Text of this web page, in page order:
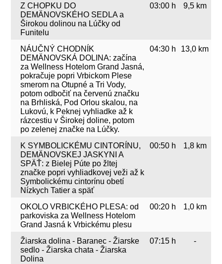
Z CHOPKU DO
DEMÄNOVSKÉHO SEDLA a
Širokou dolinou na Lúčky od
Funitelu
03:00 h 9,5 km
NÁUČNÝ CHODNÍK
DEMÄNOVSKÁ DOLINA: začína
za Wellness Hotelom Grand Jasná,
pokračuje popri Vrbickom Plese
smerom na Otupné a Tri Vody,
potom odbočiť na červenú značku
na Brhliská, Pod Orlou skalou, na
Lukovú, k Peknej vyhliadke až k
rázcestiu v Širokej doline, potom
po zelenej značke na Lúčky.
04:30 h 13,0 km
K SYMBOLICKÉMU CINTORÍNU,
DEMÄNOVSKEJ JASKYNI A
SPÄŤ: z Bielej Púte po žltej
značke popri vyhliadkovej veži až k
Symbolickému cintorínu obetí
Nízkych Tatier a späť
00:50 h 1,8 km
OKOLO VRBICKÉHO PLESA: od
parkoviska za Wellness Hotelom
Grand Jasná k Vrbickému plesu
00:20 h 1,0 km
Žiarska dolina - Baranec - Žiarske
sedlo - Žiarska chata - Žiarska
Dolina
07:15 h -